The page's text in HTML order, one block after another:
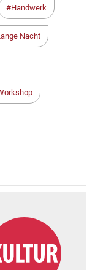
Handwerk
Nacht